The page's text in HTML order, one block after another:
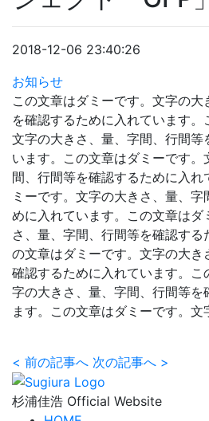
2018-12-06 23:40:26
お知らせ
この文章はダミーです。文字の
を確認するために入れています。
文字の大きさ、量、字間、行間等
います。この文章はダミーです
間、行間等を確認するために入
ミーです。文字の大きさ、量、
めに入れています。この文章はダ
さ、量、字間、行間等を確認する
の文章はダミーです。文字の大き
確認するために入れています。こ
字の大きさ、量、字間、行間等を
ます。この文章はダミーです。文
< 前の記事へ 次の記事へ >
杉浦佳浩 Official Website